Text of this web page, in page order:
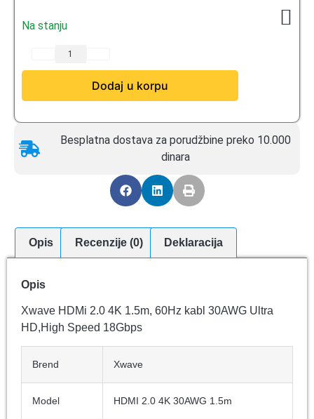
Na stanju
Dodaj u korpu
Besplatna dostava za porudžbine preko 10.000
dinara
Opis Recenzije (0) Deklaracija
Opis
Xwave HDMi 2.0 4K 1.5m, 60Hz kabl 30AWG Ultra
HD,High Speed 18Gbps
Brend Xwave
Model HDMI 2.0 4K 30AWG 1.5m